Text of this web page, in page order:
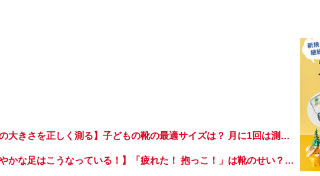
【足の大きさを正しく測る】子どもの靴の最適サイズは？ 月に1回は測り直そう！
【健やかな足はこうなっている！】「疲れた！ 抱っこ！」は靴のせい？ 子どもの足を育てる「足育」を今日からさっそく始めましょう！